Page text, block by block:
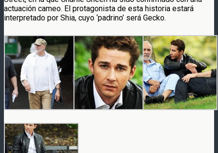
actuación cameo. El protagonista de esta historia estará
interpretado por Shia, cuyo ‘padrino’ será Gecko.